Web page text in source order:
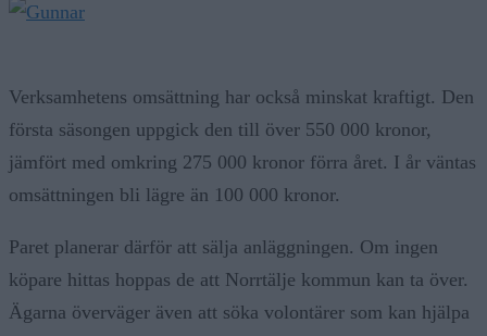
första säsongen uppgick den till över 550 000 kronor,
jämfört med omkring 275 000 kronor förra året. I år väntas
omsättningen bli lägre än 100 000 kronor.
köpare hittas hoppas de att Norrtälje kommun kan ta över.
Ägarna överväger även att söka volontärer som kan hjälpa
till att hålla uppsikt över området kvällstid, rapporterar